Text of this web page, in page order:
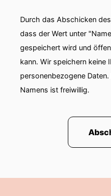
Durch das Abschicken
dass der Wert unter
gespeichert wird und
kann. Wir speichern keine
personenbezogene
Namens ist freiwillig.